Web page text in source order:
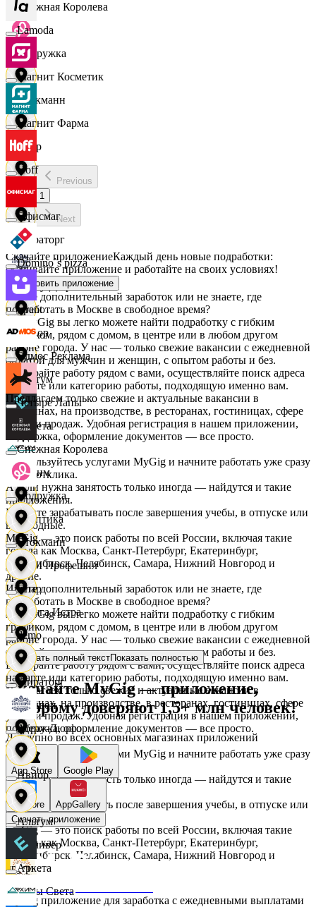
Снежная Королева
Подружка
Стокманн
Cпар
demo
Мираторг
Абрау-Дюрсо
Авиор
Альтум
Аркета
Архим
Асептика
АСМ Профешнл
Белуга Истра
Вайнер
Ваншоп
Ворксистем
Гелиус
Гулливер
Дары Света
Lamoda
Магнит Косметик
Магнит Фарма
Hoff
Офисмаг
Domino`s pizza
Urent
Эдмос Реклама
Четыре Лапы
Снежная Королева
Подружка
Стокманн
Cпар
demo
Мираторг
Абрау-Дюрсо
Авиор
Альтум
Аркета
Previous
1
Next
Скачайте приложениеКаждый день новые подработки:
скачивайте приложение и работайте на своих условиях!
Установить приложение
Ищете дополнительный заработок или не знаете, где
подработать в Москве в свободное время?
На MyGig вы легко можете найти подработку с гибким
графиком, рядом с домом, в центре или в любом другом
районе города. У нас — только свежие вакансии с ежедневной
оплатой для мужчин и женщин, с опытом работы и без.
Выбирайте работу рядом с вами, осуществляйте поиск адреса
на карте или категорию работы, подходящую именно вам.
Предлагаем только свежие и актуальные вакансии в
магазинах, на производстве, в ресторанах, гостиницах, сфере
услуг и продаж. Удобная регистрация в нашем приложении,
поддержка, оформление документов — все просто.
Воспользуйтесь услугами MyGig и начните работать уже сразу
после отклика.
А если нужна занятость только иногда — найдутся и такие
предложения.
Начните зарабатывать после завершения учебы, в отпуске или
в выходные.
MyGig — это поиск работы по всей России, включая такие
города как Москва, Санкт-Петербург, Екатеринбург,
Новосибирск, Челябинск, Самара, Нижний Новгород и
другие.
Ищете дополнительный заработок или не знаете, где
подработать в Москве в свободное время?
На MyGig вы легко можете найти подработку с гибким
графиком, рядом с домом, в центре или в любом другом
районе города. У нас — только свежие вакансии с ежедневной
оплатой для мужчин и женщин, с опытом работы и без.
Выбирайте работу рядом с вами, осуществляйте поиск адреса
на карте или категорию работы, подходящую именно вам.
Предлагаем только свежие и актуальные вакансии в
магазинах, на производстве, в ресторанах, гостиницах, сфере
услуг и продаж. Удобная регистрация в нашем приложении,
поддержка, оформление документов — все просто.
Воспользуйтесь услугами MyGig и начните работать уже сразу
после отклика.
А если нужна занятость только иногда — найдутся и такие
предложения.
Начните зарабатывать после завершения учебы, в отпуске или
в выходные.
MyGig — это поиск работы по всей России, включая такие
города как Москва, Санкт-Петербург, Екатеринбург,
Новосибирск, Челябинск, Самара, Нижний Новгород и
другие.
Показать полный текстПоказать полностью
Скачайте MyGig — приложение,
которому доверяют 1,5+ млн человек!
Доступно во всех основных магазинах приложений
App Store Google Play
RuStore
AppGallery
Скачать приложение
MyGig приложение для заработка с ежедневными выплатами